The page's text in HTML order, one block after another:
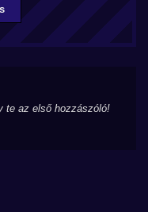
te az első hozzászóló!